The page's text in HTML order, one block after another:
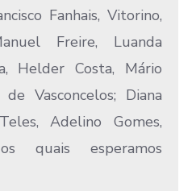
Fanhais, Vitorino,
Freire, Luanda
Helder Costa, Mário
Vasconcelos; Diana
Adelino Gomes,
quais esperamos